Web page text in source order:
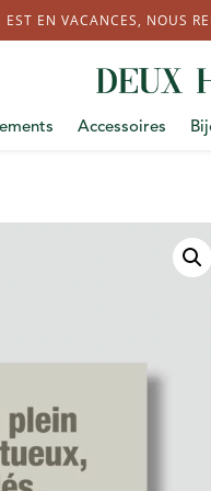
EN VACANCES, NOUS
Accessoires